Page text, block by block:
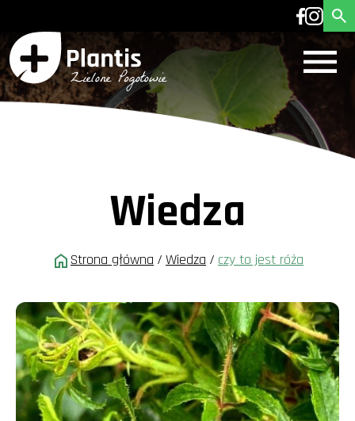
Wiedza
Strona główna / Wiedza / czy to jest róża